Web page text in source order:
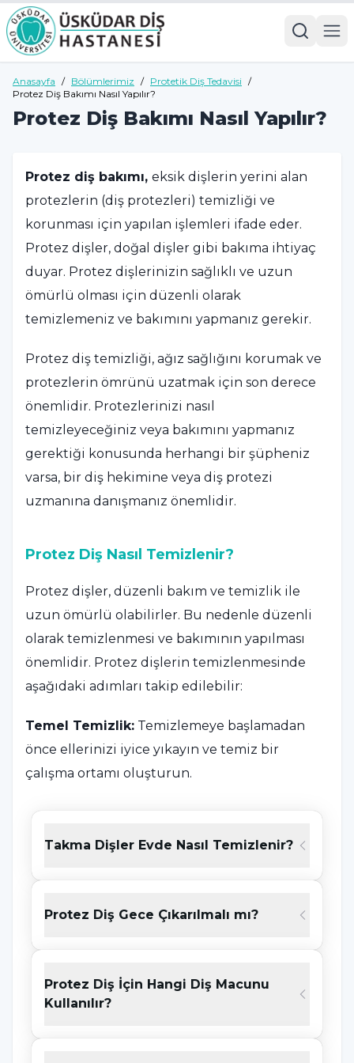
Anasayfa / Bölümlerimiz / Protetik Diş Tedavisi /
Protez Diş Bakımı Nasıl Yapılır?
Protez Diş Bakımı Nasıl Yapılır?
Protez diş bakımı, eksik dişlerin yerini alan
protezlerin (diş protezleri) temizliği ve
korunması için yapılan işlemleri ifade eder.
Protez dişler, doğal dişler gibi bakıma ihtiyaç
duyar. Protez dişlerinizin sağlıklı ve uzun
ömürlü olması için düzenli olarak
temizlemeniz ve bakımını yapmanız gerekir.
Protez diş temizliği, ağız sağlığını korumak ve
protezlerin ömrünü uzatmak için son derece
önemlidir. Protezlerinizi nasıl
temizleyeceğiniz veya bakımını yapmanız
gerektiği konusunda herhangi bir şüpheniz
varsa, bir diş hekimine veya diş protezi
uzmanına danışmanız önemlidir.
Protez Diş Nasıl Temizlenir?
Protez dişler, düzenli bakım ve temizlik ile
uzun ömürlü olabilirler. Bu nedenle düzenli
olarak temizlenmesi ve bakımının yapılması
önemlidir. Protez dişlerin temizlenmesinde
aşağıdaki adımları takip edilebilir:
Temel Temizlik: Temizlemeye başlamadan
önce ellerinizi iyice yıkayın ve temiz bir
çalışma ortamı oluşturun.
Protezi Yıkayın:
Protezinizi ılık su altında iyice
yıkayın. Bu, yiyecek artıklarını ve gevşemiş
özel bir fırça kullanarak protezinizi nazikçe
fırçalayın. Sert kıllı diş fırçaları proteze zarar
tercih edin.
Diş Protezi Temizleme Tabletleri:
Protez diş
Takma Dişler Evde Nasıl Temizlenir?
Protez Diş Gece Çıkarılmalı mı?
Protez Diş İçin Hangi Diş Macunu
Kullanılır?